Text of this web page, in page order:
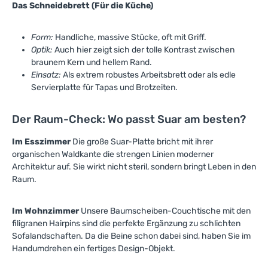
Das Schneidebrett (Für die Küche)
Form: Handliche, massive Stücke, oft mit Griff.
Optik: Auch hier zeigt sich der tolle Kontrast zwischen
braunem Kern und hellem Rand.
Einsatz: Als extrem robustes Arbeitsbrett oder als edle
Servierplatte für Tapas und Brotzeiten.
Der Raum-Check: Wo passt Suar am besten?
Im EsszimmerDie große Suar-Platte bricht mit ihrer
organischen Waldkante die strengen Linien moderner
Architektur auf. Sie wirkt nicht steril, sondern bringt Leben in den
Raum.
Im WohnzimmerUnsere Baumscheiben-Couchtische mit den
filigranen Hairpins sind die perfekte Ergänzung zu schlichten
Sofalandschaften. Da die Beine schon dabei sind, haben Sie im
Handumdrehen ein fertiges Design-Objekt.